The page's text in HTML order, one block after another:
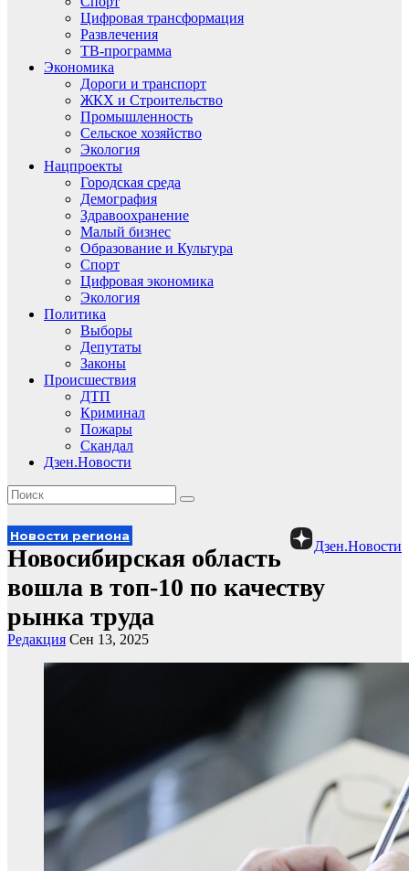
Цифровая трансформация
Развлечения
ТВ-программа
Экономика
Дороги и транспорт
ЖКХ и Строительство
Промышленность
Сельское хозяйство
Экология
Нацпроекты
Городская среда
Демография
Здравоохранение
Малый бизнес
Образование и Культура
Спорт
Цифровая экономика
Экология
Политика
Выборы
Депутаты
Законы
Происшествия
ДТП
Криминал
Пожары
Скандал
Дзен.Новости
Дзен.Новости
Новости региона
Новосибирская область
вошла в топ-10 по качеству
рынка труда
Редакция Сен 13, 2025